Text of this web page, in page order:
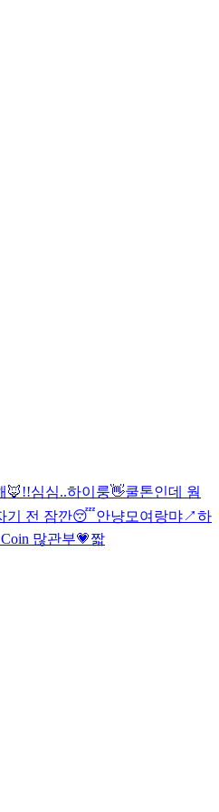
🦊!!심심..하이룽👋쿨톤인데 웜
기 전 잠깐😴안냥모여랑먀↗️하
많관부💗짧